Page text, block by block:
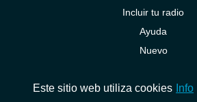
Incluir tu radio
Ayuda
Nuevo
Este sitio web utiliza cookies Info